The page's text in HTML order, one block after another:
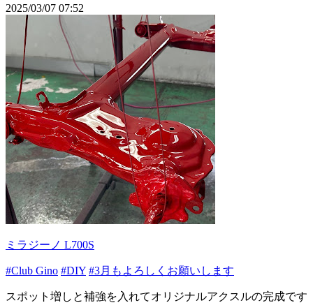
2025/03/07 07:52
ミラジーノ L700S
#Club Gino #DIY #3月もよろしくお願いします
スポット増しと補強を入れてオリジナルアクスルの完成です